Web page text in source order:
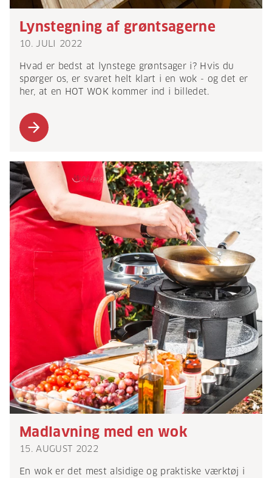
Lynstegning af grøntsagerne
10. JULI 2022
Hvad er bedst at lynstege grøntsager i? Hvis du
spørger os, er svaret helt klart i en wok - og det er
her, at en HOT WOK kommer ind i billedet.
arrow_forward
Madlavning med en wok
15. AUGUST 2022
En wok er det mest alsidige og praktiske værktøj i